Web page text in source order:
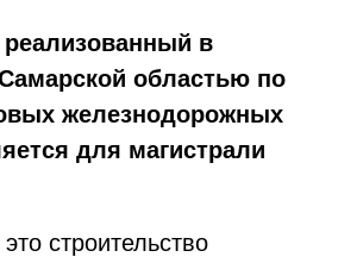
реализованный в
областью по
железнодорожных
для магистрали
строительство